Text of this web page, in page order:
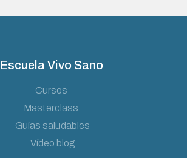
Escuela Vivo Sano
Cursos
Masterclass
Guías saludables
Vídeo blog